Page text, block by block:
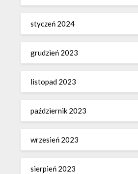
styczeń 2024
grudzień 2023
listopad 2023
październik 2023
wrzesień 2023
sierpień 2023